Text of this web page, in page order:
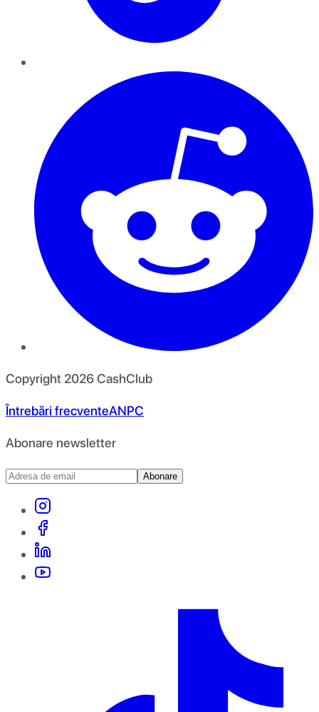
Copyright 2026CashClub
Întrebări frecventeANPC
Abonare newsletter
Abonare